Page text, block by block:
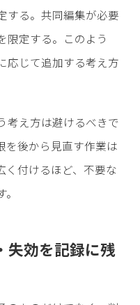
する。共同編集が必要
限定する。このよう
応じて追加する考え方
考え方は避けるべきで
を後から見直す作業は
く付けるほど、不要な
失効を記録に残